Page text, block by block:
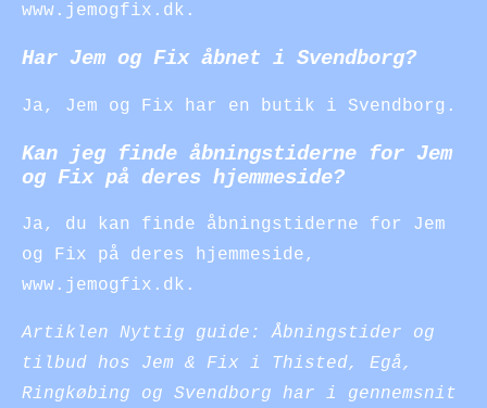
www.jemogfix.dk.
Har Jem og Fix åbnet i Svendborg?
Ja, Jem og Fix har en butik i Svendborg.
Kan jeg finde åbningstiderne for Jem
og Fix på deres hjemmeside?
Ja, du kan finde åbningstiderne for Jem
og Fix på deres hjemmeside,
www.jemogfix.dk.
Artiklen Nyttig guide: Åbningstider og
tilbud hos Jem & Fix i Thisted, Egå,
Ringkøbing og Svendborg har i gennemsnit